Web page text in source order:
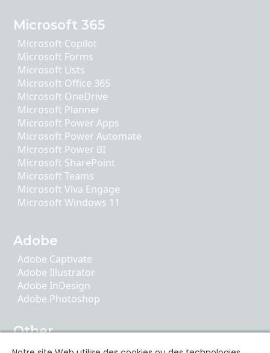
Microsoft 365
Microsoft Copilot
Microsoft Forms
Microsoft Lists
Microsoft Office 365
Microsoft OneDrive
Microsoft Planner
Microsoft Power Apps
Microsoft Power Automate
Microsoft Power BI
Microsoft SharePoint
Microsoft Teams
Microsoft Viva Engage
Microsoft Windows 11
Adobe
Adobe Captivate
Adobe Illustrator
Adobe InDesign
Adobe Photoshop
Other
AI Literacy